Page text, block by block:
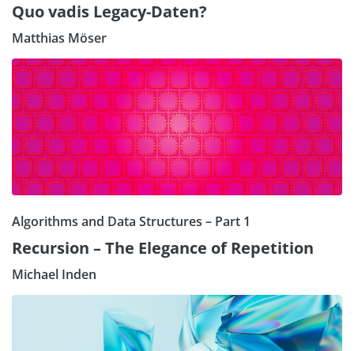
Quo vadis Legacy-Daten?
Matthias Möser
Algorithms and Data Structures – Part 1
Recursion – The Elegance of Repetition
Michael Inden